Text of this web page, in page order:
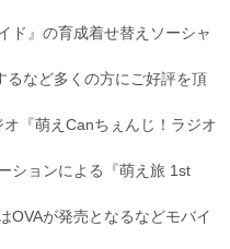
ド』の育成着せ替えソーシャ
るなど多くの方にご好評を頂
『萌えCanちぇんじ！ラジオ
ションによる『萌え旅 1st
OVAが発売となるなどモバイ